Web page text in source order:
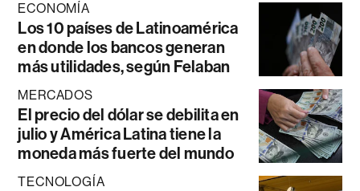
ECONOMÍA
Los 10 países de Latinoamérica
en donde los bancos generan
más utilidades, según Felaban
MERCADOS
El precio del dólar se debilita en
julio y América Latina tiene la
moneda más fuerte del mundo
TECNOLOGÍA